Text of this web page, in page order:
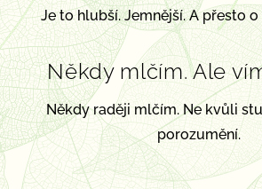
Je to hlubší. Jemnější. A přesto
🪶Někdy mlčím. Ale
Někdy raději mlčím. Ne kvůli
porozumění.